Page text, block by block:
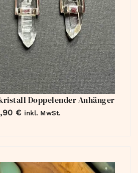
Doppelender Anhänger
€ inkl. MwSt.